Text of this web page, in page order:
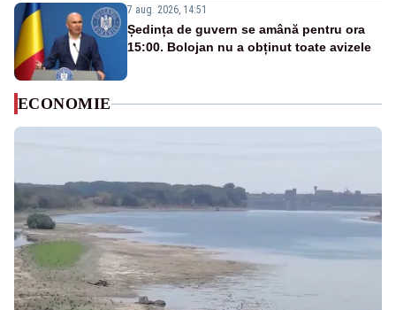
7 aug. 2026, 14:51
Ședința de guvern se amână pentru ora
15:00. Bolojan nu a obținut toate avizele
ECONOMIE